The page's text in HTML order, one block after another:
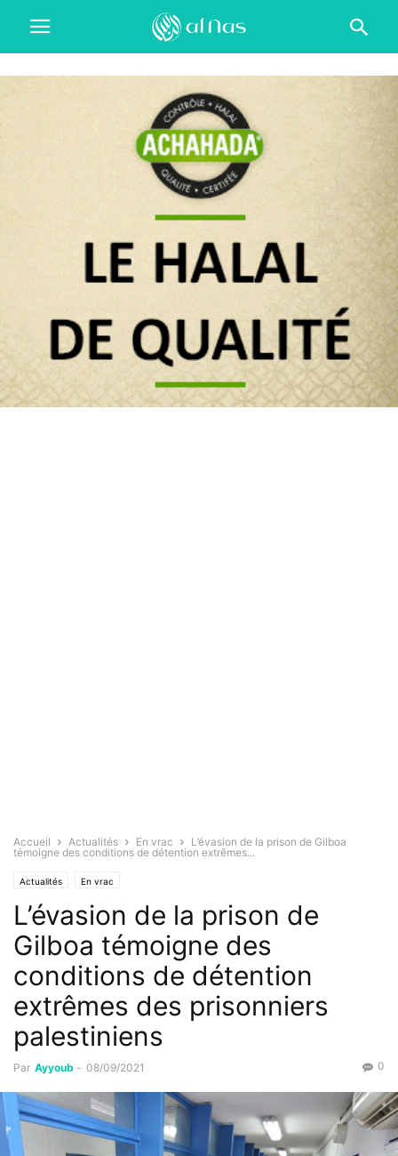
Accueil Actualités En vrac
L’évasion de la prison de Gilboa
témoigne des conditions de détention extrêmes...
Actualités En vrac
L’évasion de la prison de
Gilboa témoigne des
conditions de détention
extrêmes des prisonniers
palestiniens
Par Ayyoub - 08/09/2021 0